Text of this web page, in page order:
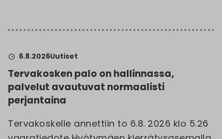
6.8.2026Uutiset
Tervakosken palo on hallinnassa,
palvelut avautuvat normaalisti
perjantaina
Tervakoskelle annettiin to 6.8. 2026 klo 5.26